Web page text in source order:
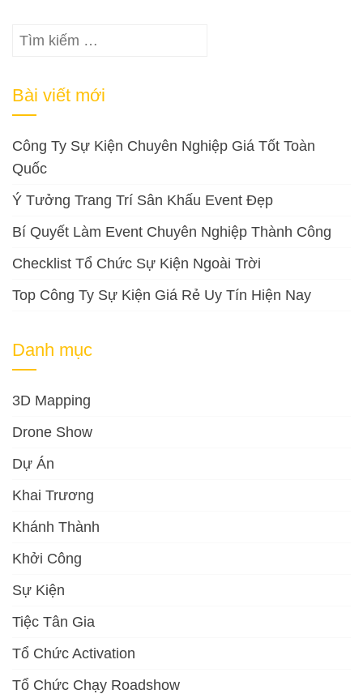
Tìm
Bài viết mới
Công Ty Sự Kiện Chuyên Nghiệp Giá Tốt Toàn
Quốc
Ý Tưởng Trang Trí Sân Khấu Event Đẹp
Bí Quyết Làm Event Chuyên Nghiệp Thành Công
Checklist Tổ Chức Sự Kiện Ngoài Trời
Top Công Ty Sự Kiện Giá Rẻ Uy Tín Hiện Nay
Danh mục
3D Mapping
Drone Show
Dự Án
Khai Trương
Khánh Thành
Khởi Công
Sự Kiện
Tiệc Tân Gia
Tổ Chức Activation
Tổ Chức Chạy Roadshow